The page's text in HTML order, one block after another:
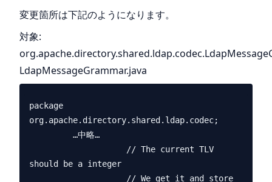
変更箇所は下記のようになります。
対象:
LdapMessageGrammar.java
package
org.apache.directory.shared.ldap.codec;
should be a integer